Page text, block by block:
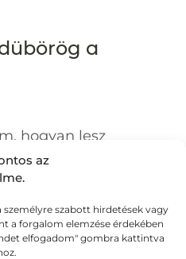
az
személyre szabott hirdetések vagy
a forgalom elemzése érdekében
elfogadom" gombra kattintva
a
hogyan lesz
hosszabb. Az esték
izgalmat
élvezni
Vibrálnak a
és izgalmas: